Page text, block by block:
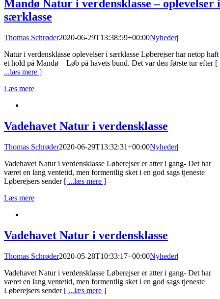
Mandø Natur i verdensklasse – oplevelser i
særklasse
Thomas Schrøder2020-06-29T13:38:59+00:00Nyheder|
Natur i verdensklasse oplevelser i særklasse Løberejser har netop haft
et hold på Mandø – Løb på havets bund. Det var den første tur efter [
...læs mere ]
Læs mere
Vadehavet Natur i verdensklasse
Thomas Schrøder2020-06-29T13:32:31+00:00Nyheder|
Vadehavet Natur i verdensklasse Løberejser er atter i gang- Det har
været en lang ventetid, men formentlig sket i en god sags tjeneste
Løberejsers sender [ ...læs mere ]
Læs mere
Vadehavet Natur i verdensklasse
Thomas Schrøder2020-05-28T10:33:17+00:00Nyheder|
Vadehavet Natur i verdensklasse Løberejser er atter i gang- Det har
været en lang ventetid, men formentlig sket i en god sags tjeneste
Løberejsers sender [ ...læs mere ]